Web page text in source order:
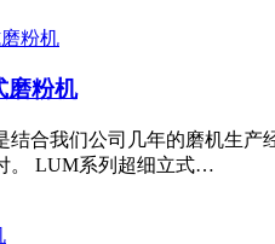
磨粉机
结合我们公司几年的磨机生
。 LUM系列超细立式…